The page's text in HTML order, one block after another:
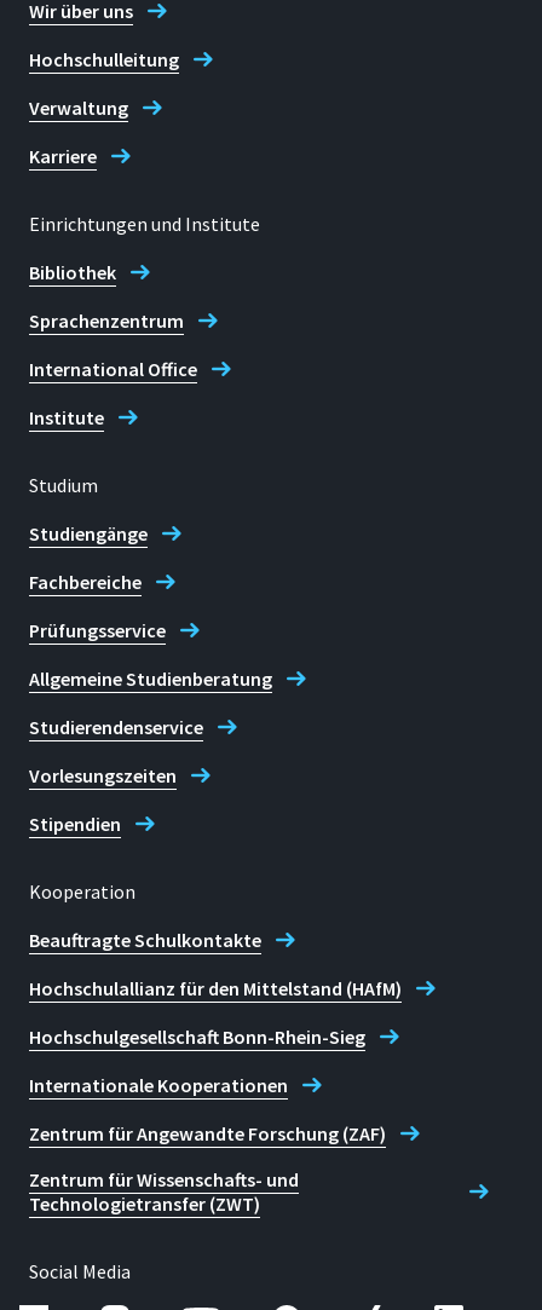
Wir über uns
Hochschulleitung
Verwaltung
Karriere
Einrichtungen und Institute
Bibliothek
Sprachenzentrum
International Office
Institute
Studium
Studiengänge
Fachbereiche
Prüfungsservice
Allgemeine Studienberatung
Studierendenservice
Vorlesungszeiten
Stipendien
Kooperation
Beauftragte Schulkontakte
Hochschulallianz für den Mittelstand (HAfM)
Hochschulgesellschaft Bonn-Rhein-Sieg
Internationale Kooperationen
Zentrum für Angewandte Forschung (ZAF)
Zentrum für Wissenschafts- und
Technologietransfer (ZWT)
Social Media